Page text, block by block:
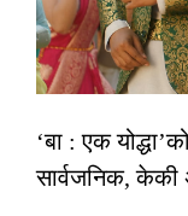
‘बा : एक
सार्वजनिक, केकी